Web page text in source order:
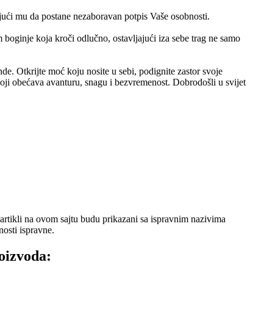
mu da postane nezaboravan potpis Vaše osobnosti.
koja kroči odlučno, ostavljajući iza sebe trag ne samo
Otkrijte moć koju nosite u sebi, podignite zastor svoje
obećava avanturu, snagu i bezvremenost. Dobrodošli u svijet
na ovom sajtu budu prikazani sa ispravnim nazivima
ispravne.